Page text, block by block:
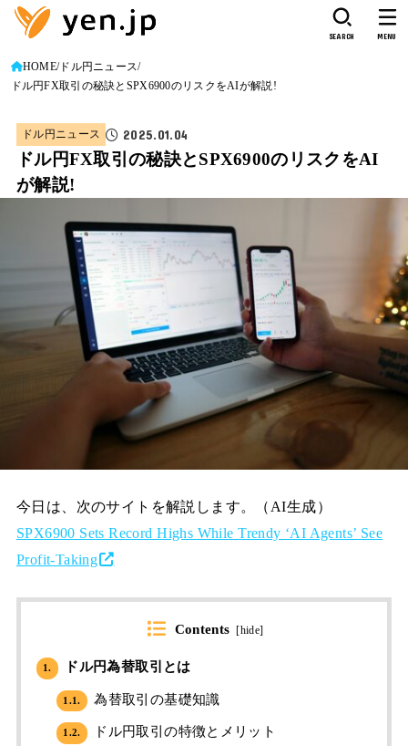
SEARCH MENU
HOME ドル円ニュース
ドル円FX取引の秘訣とSPX6900のリスクをAIが解説!
ドル円ニュース 2025.01.04
ドル円FX取引の秘訣とSPX6900のリスクをAI
が解説!
今日は、次のサイトを解説します。（AI生成）
SPX6900 Sets Record Highs While Trendy ‘AI Agents’ See
Profit-Taking
Contents [hide]
1. ドル円為替取引とは
1.1. 為替取引の基礎知識
1.2. ドル円取引の特徴とメリット